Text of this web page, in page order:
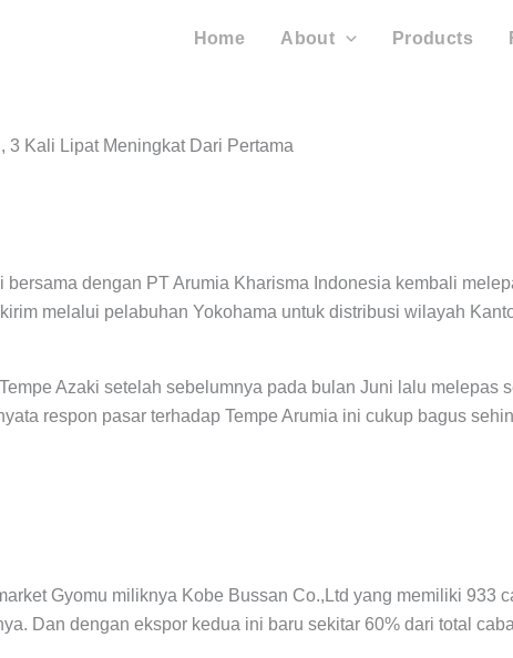
Home About Products
3 Kali Lipat Meningkat Dari Pertama
bersama dengan PT Arumia Kharisma Indonesia kembali
melalui pelabuhan Yokohama untuk distribusi wilayah
Azaki setelah sebelumnya pada bulan Juni lalu melepas
respon pasar terhadap Tempe Arumia ini cukup bagus
Gyomu miliknya Kobe Bussan Co.,Ltd yang memiliki 933
Dan dengan ekspor kedua ini baru sekitar 60% dari total